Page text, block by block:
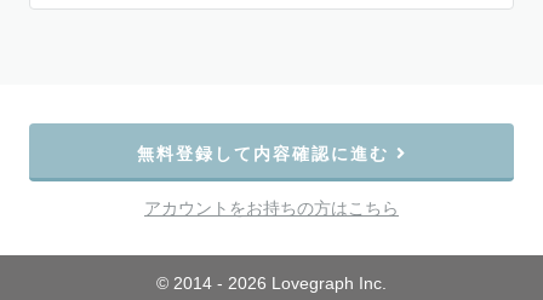
無料登録して内容確認に進む
アカウントをお持ちの方はこちら
© 2014 - 2026 Lovegraph Inc.